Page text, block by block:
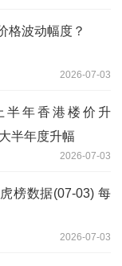
格波动幅度？
2026-07-03
半年香港楼价升
半年度升幅
2026-07-03
榜数据(07-03) 每
2026-07-03